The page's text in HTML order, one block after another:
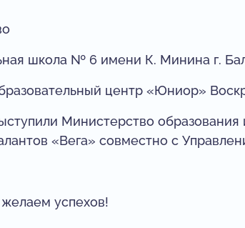
школа № 6 имени К. Минина г.
центр «Юниор»
Министерство
«Вега» совместно с
успехов!